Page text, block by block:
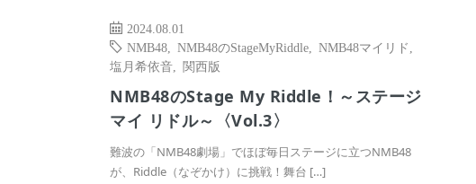
2024.08.01
NMB48
NMB48のStageMyRiddle NMB48マイリド
塩月希依音
関西版
NMB48のStage My Riddle！～ステージ
マイ リドル～〈Vol.3〉
難波の「NMB48劇場」でほぼ毎日ステージに立つNMB48
が、Riddle（なぞかけ）に挑戦！舞台 […]